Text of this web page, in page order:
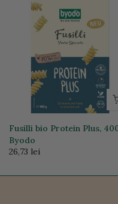
Fusilli bio Protein Plus,
Byodo
26,73 lei